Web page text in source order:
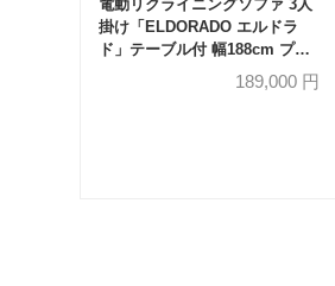
電動リクライニングソファ 3人
掛け「ELDORADO エルドラ
ド」テーブル付 幅188cm プラ
イムレザーテックス＃PLT112
ヨーロピアングレー色
189,000円